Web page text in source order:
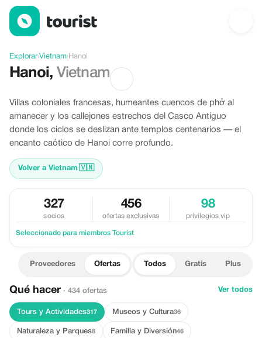
Ofertas en Hanoi, Vietnam
Explorar›Vietnam›Hanoi
Hanoi, Vietnam
Villas coloniales francesas, humeantes cuencos de phở al
amanecer y los callejones estrechos del Casco Antiguo
donde los ciclos se deslizan ante templos centenarios — el
encanto caótico de Hanoi corre profundo.
Volver a Vietnam 🇻🇳
327
socios
456
ofertas exclusivas
98
privilegios vip
Seleccionado para miembros Tourist
Proveedores Ofertas Todos Gratis Plus
Qué hacer · 434 ofertas Ver todos
Tours y Actividades317 Museos y Cultura36
Naturaleza y Parques8 Familia y Diversión46